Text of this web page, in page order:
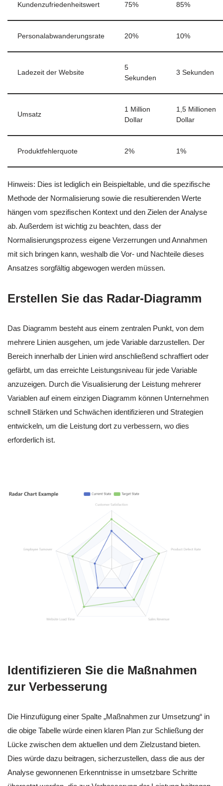
Kundenzufriedenheitswert 75% 85%
Personalabwanderungsrate 20% 10%
Ladezeit der Website
5
Sekunden
3 Sekunden
Umsatz
1 Million
Dollar
1,5 Millionen
Dollar
Produktfehlerquote 2% 1%
Hinweis: Dies ist lediglich ein Beispieltable, und die spezifische
Methode der Normalisierung sowie die resultierenden Werte
hängen vom spezifischen Kontext und den Zielen der Analyse
ab. Außerdem ist wichtig zu beachten, dass der
Normalisierungsprozess eigene Verzerrungen und Annahmen
mit sich bringen kann, weshalb die Vor- und Nachteile dieses
Ansatzes sorgfältig abgewogen werden müssen.
Erstellen Sie das Radar-Diagramm
Das Diagramm besteht aus einem zentralen Punkt, von dem
mehrere Linien ausgehen, um jede Variable darzustellen. Der
Bereich innerhalb der Linien wird anschließend schraffiert oder
gefärbt, um das erreichte Leistungsniveau für jede Variable
anzuzeigen. Durch die Visualisierung der Leistung mehrerer
Variablen auf einem einzigen Diagramm können Unternehmen
schnell Stärken und Schwächen identifizieren und Strategien
entwickeln, um die Leistung dort zu verbessern, wo dies
erforderlich ist.
Identifizieren Sie die Maßnahmen
zur Verbesserung
Die Hinzufügung einer Spalte „Maßnahmen zur Umsetzung“ in
die obige Tabelle würde einen klaren Plan zur Schließung der
Lücke zwischen dem aktuellen und dem Zielzustand bieten.
Dies würde dazu beitragen, sicherzustellen, dass die aus der
Analyse gewonnenen Erkenntnisse in umsetzbare Schritte